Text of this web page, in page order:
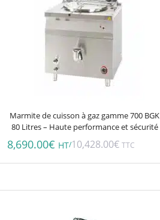
Marmite de cuisson à gaz gamme 700 BGK
80 Litres – Haute performance et sécurité
8,690.00€ HT/10,428.00€ TTC